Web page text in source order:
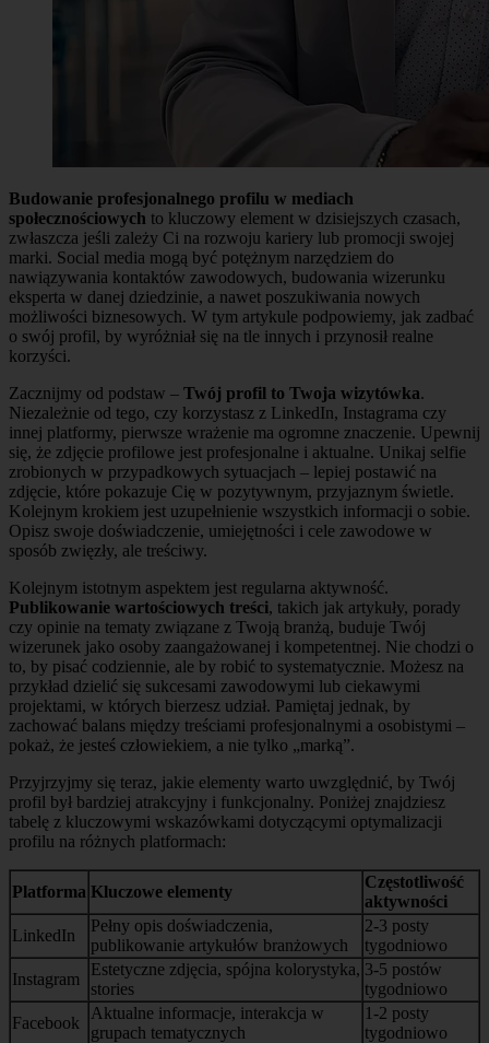
Budowanie profesjonalnego profilu w mediach
społecznościowych to kluczowy element w dzisiejszych czasach,
zwłaszcza jeśli zależy Ci na rozwoju kariery lub promocji swojej
marki. Social media mogą być potężnym narzędziem do
nawiązywania kontaktów zawodowych, budowania wizerunku
eksperta w danej dziedzinie, a nawet poszukiwania nowych
możliwości biznesowych. W tym artykule podpowiemy, jak zadbać
o swój profil, by wyróżniał się na tle innych i przynosił realne
korzyści.
Zacznijmy od podstaw – Twój profil to Twoja wizytówka.
Niezależnie od tego, czy korzystasz z LinkedIn, Instagrama czy
innej platformy, pierwsze wrażenie ma ogromne znaczenie. Upewnij
się, że zdjęcie profilowe jest profesjonalne i aktualne. Unikaj selfie
zrobionych w przypadkowych sytuacjach – lepiej postawić na
zdjęcie, które pokazuje Cię w pozytywnym, przyjaznym świetle.
Kolejnym krokiem jest uzupełnienie wszystkich informacji o sobie.
Opisz swoje doświadczenie, umiejętności i cele zawodowe w
sposób zwięzły, ale treściwy.
Kolejnym istotnym aspektem jest regularna aktywność.
Publikowanie wartościowych treści, takich jak artykuły, porady
czy opinie na tematy związane z Twoją branżą, buduje Twój
wizerunek jako osoby zaangażowanej i kompetentnej. Nie chodzi o
to, by pisać codziennie, ale by robić to systematycznie. Możesz na
przykład dzielić się sukcesami zawodowymi lub ciekawymi
projektami, w których bierzesz udział. Pamiętaj jednak, by
zachować balans między treściami profesjonalnymi a osobistymi –
pokaż, że jesteś człowiekiem, a nie tylko „marką”.
Przyjrzyjmy się teraz, jakie elementy warto uwzględnić, by Twój
profil był bardziej atrakcyjny i funkcjonalny. Poniżej znajdziesz
tabelę z kluczowymi wskazówkami dotyczącymi optymalizacji
profilu na różnych platformach:
Platforma Kluczowe elementy
Częstotliwość
aktywności
LinkedIn
Pełny opis doświadczenia,
publikowanie artykułów branżowych
2-3 posty
tygodniowo
Instagram
Estetyczne zdjęcia, spójna kolorystyka,
stories
3-5 postów
tygodniowo
Facebook
Aktualne informacje, interakcja w
grupach tematycznych
1-2 posty
tygodniowo